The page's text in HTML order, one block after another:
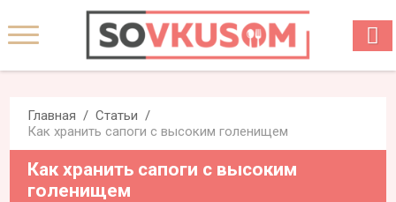
Главная
Статьи
Как хранить сапоги с высоким голенищем
Как хранить сапоги с высоким
голенищем